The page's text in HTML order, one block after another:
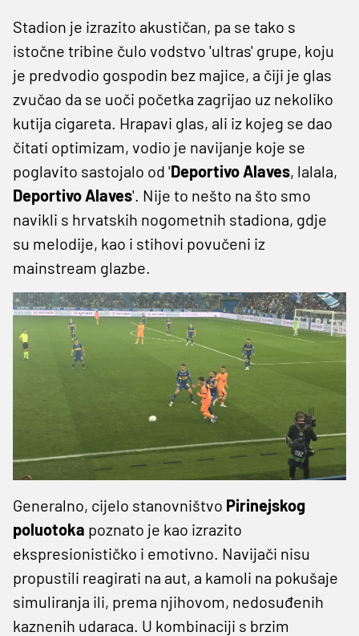
Stadion je izrazito akustičan, pa se tako s
istočne tribine čulo vodstvo 'ultras' grupe, koju
je predvodio gospodin bez majice, a čiji je glas
zvučao da se uoči početka zagrijao uz nekoliko
kutija cigareta. Hrapavi glas, ali iz kojeg se dao
čitati optimizam, vodio je navijanje koje se
poglavito sastojalo od 'Deportivo Alaves, lalala,
Deportivo Alaves'. Nije to nešto na što smo
navikli s hrvatskih nogometnih stadiona, gdje
su melodije, kao i stihovi povučeni iz
mainstream glazbe.
Generalno, cijelo stanovništvo Pirinejskog
poluotoka poznato je kao izrazito
ekspresionističko i emotivno. Navijači nisu
propustili reagirati na aut, a kamoli na pokušaje
simuliranja ili, prema njihovom, nedosuđenih
kaznenih udaraca. U kombinaciji s brzim